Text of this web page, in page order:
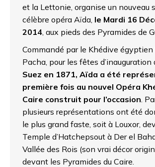
et la Lettonie, organise un nouveau
célèbre opéra Aïda, le Mardi 16
2014 , aux pieds des Pyramides de
Commandé par le Khédive égyptien
Pacha, pour les fêtes d’inauguration
Suez en 1871, Aïda a été
première fois au nouvel Opéra
Caire construit pour l’occasion .
plusieurs représentations ont été
le plus grand faste, soit à Louxor,
Temple d’Hatchepsout à Der el
Vallée des Rois (son vrai décor
devant les Pyramides du Caire.